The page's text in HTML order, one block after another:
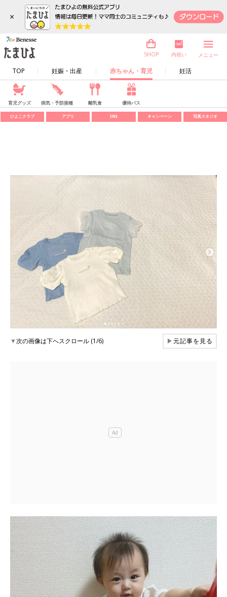
×
TOP 妊娠・出産 赤ちゃん・育児 妊活
SHOP 内祝い メニュー
育児グッズ 病気・予防接種 離乳食 優待パス
ひよこクラブ アプリ SNS キャンペーン 写真スタジオ
▼次の画像は下へスクロール (1/6) ▶元記事を見る